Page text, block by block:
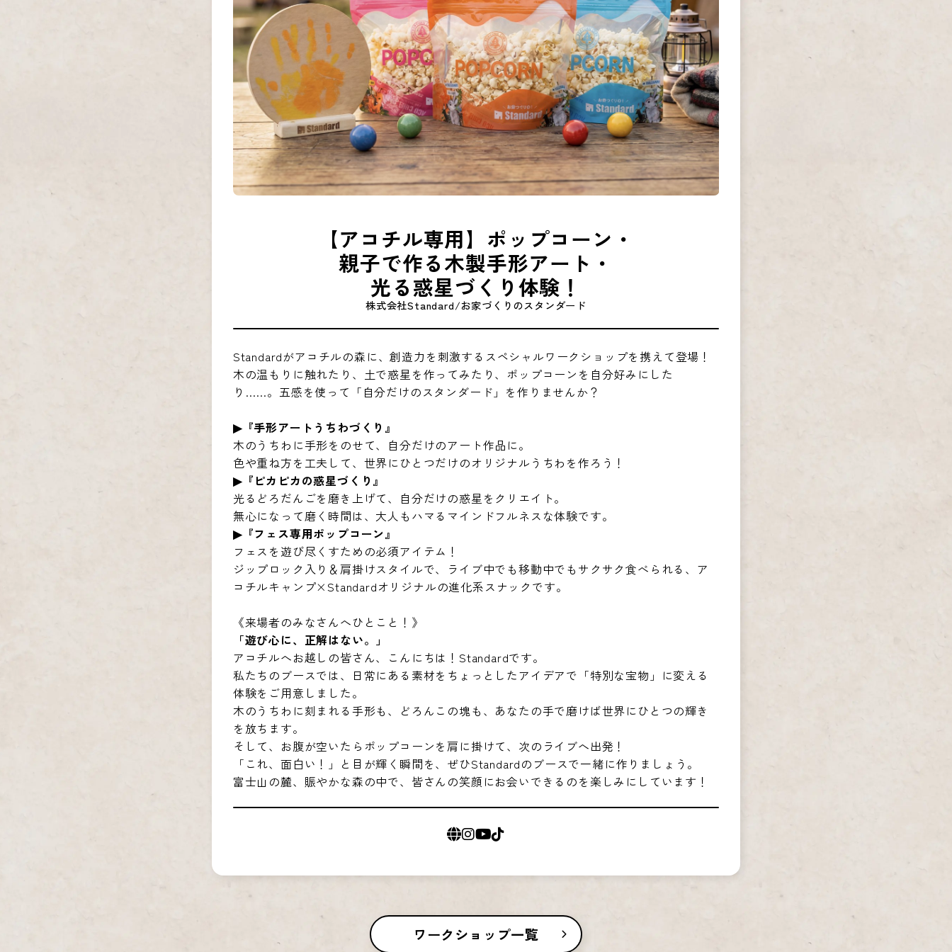
【アコチル専用】ポップコーン・
親子で作る木製手形アート・
光る惑星づくり体験！
株式会社Standard/お家づくりのスタンダード
Standardがアコチルの森に、創造力を刺激するスペシャルワークショップを携えて登場！
木の温もりに触れたり、土で惑星を作ってみたり、ポップコーンを自分好みにした
り……。五感を使って「自分だけのスタンダード」を作りませんか？
▶︎『手形アートうちわづくり』
木のうちわに手形をのせて、自分だけのアート作品に。
色や重ね方を工夫して、世界にひとつだけのオリジナルうちわを作ろう！
▶︎『ピカピカの惑星づくり』
光るどろだんごを磨き上げて、自分だけの惑星をクリエイト。
無心になって磨く時間は、大人もハマるマインドフルネスな体験です。
▶︎『フェス専用ポップコーン』
フェスを遊び尽くすための必須アイテム！
ジップロック入り＆肩掛けスタイルで、ライブ中でも移動中でもサクサク食べられる、ア
コチルキャンプ×Standardオリジナルの進化系スナックです。
《来場者のみなさんへひとこと！》
「遊び心に、正解はない。」
アコチルへお越しの皆さん、こんにちは！Standardです。
私たちのブースでは、日常にある素材をちょっとしたアイデアで「特別な宝物」に変える
体験をご用意しました。
木のうちわに刻まれる手形も、どろんこの塊も、あなたの手で磨けば世界にひとつの輝き
を放ちます。
そして、お腹が空いたらポップコーンを肩に掛けて、次のライブへ出発！
「これ、面白い！」と目が輝く瞬間を、ぜひStandardのブースで一緒に作りましょう。
富士山の麓、賑やかな森の中で、皆さんの笑顔にお会いできるのを楽しみにしています！
ワークショップ一覧